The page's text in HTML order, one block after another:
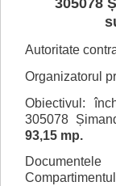
305078
Autoritate
Organizatorul
Obiectivul:
305078
93,15 mp.